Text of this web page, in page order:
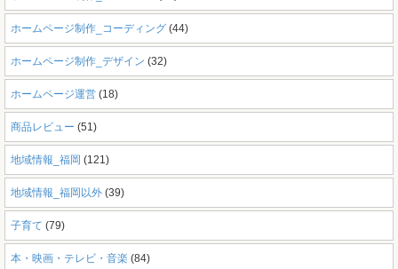
ホームページ制作_コーディング (44)
ホームページ制作_デザイン (32)
ホームページ運営 (18)
商品レビュー (51)
地域情報_福岡 (121)
地域情報_福岡以外 (39)
子育て (79)
本・映画・テレビ・音楽 (84)